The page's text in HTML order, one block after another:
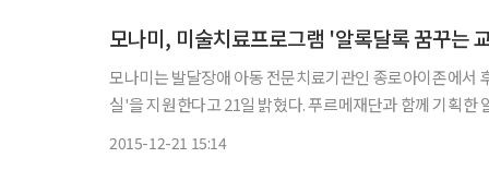
모나미, 미술치료프로그램 '알록달록 꿈꾸는
모나미는 발달장애 아동 전문치료기관인 종로아이존에
실'을 지원한다고 21일 밝혔다. 푸르메재단과 함께 기획한 알록달록 꿈꾸는 교실은 발달장애아동들의 사회정서ㆍ소근육 발달을 향
2015-12-21 15:14